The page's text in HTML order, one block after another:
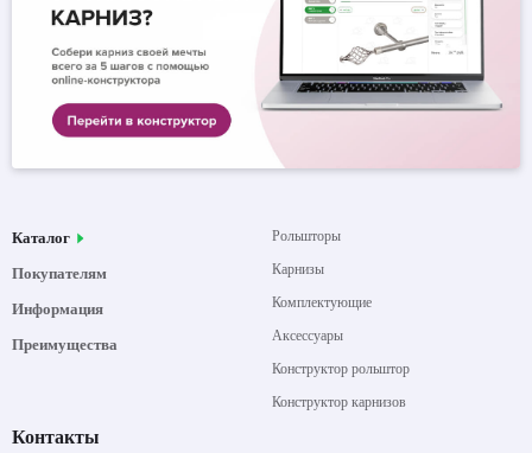
Каталог
Покупателям
Информация
Преимущества
Рольшторы
Карнизы
Комплектующие
Аксессуары
Конструктор рольштор
Конструктор карнизов
Контакты